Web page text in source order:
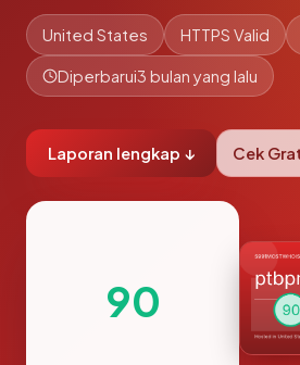
United States HTTPS Valid
Diperbarui3 bulan yang lalu
Laporan lengkap ↓ Cek
90